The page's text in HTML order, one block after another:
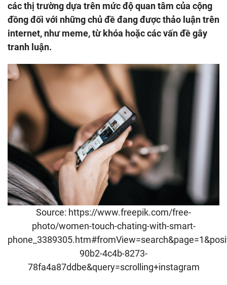
các thị trường dựa trên mức độ quan tâm của cộng
đồng đối với những chủ đề đang được thảo luận trên
internet, như meme, từ khóa hoặc các vấn đề gây
tranh luận.
Source: https://www.freepik.com/free-
photo/women-touch-chating-with-smart-
90b2-4c4b-8273-
78fa4a87ddbe&query=scrolling+instagram